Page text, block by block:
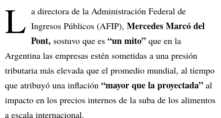
L a directora de la Administración Federal de
Ingresos Públicos (AFIP), Mercedes Marcó del
Pont, sostuvo que es “un mito” que en la
Argentina las empresas estén sometidas a una presión
tributaria más elevada que el promedio mundial, al tiempo
que atribuyó una inflación “mayor que la proyectada” al
impacto en los precios internos de la suba de los alimentos
a escala internacional.